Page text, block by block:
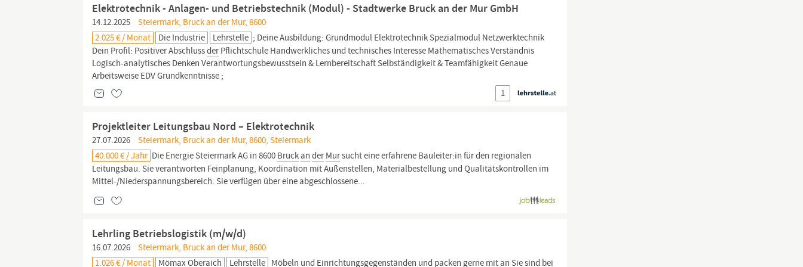
Elektrotechnik - Anlagen- und Betriebstechnik (Modul) - Stadtwerke Bruck an der Mur GmbH
14.12.2025
Steiermark, Bruck an der Mur, 8600
2.025 € / Monat
Die Industrie Lehrstelle ; Deine Ausbildung: Grundmodul Elektrotechnik Spezialmodul Netzwerktechnik
Dein Profil: Positiver AbschlussderPflichtschule Handwerkliches und technisches Interesse Mathematisches Verständnis
Logisch-analytisches Denken Verantwortungsbewusstsein & Lernbereitschaft Selbständigkeit & Teamfähigkeit Genaue
Arbeitsweise EDV Grundkenntnisse ;
1
Projektleiter Leitungsbau Nord – Elektrotechnik
27.07.2026
Steiermark, Bruck an der Mur, 8600, Steiermark
40.000 € / Jahr Die Energie Steiermark AG in 8600 Bruckan derMursucht eine erfahrene Bauleiter:in für den regionalen
Leitungsbau. Sie verantworten Feinplanung, Koordination mit Außenstellen, Materialbestellung und Qualitätskontrollen im
Mittel-/Niederspannungsbereich. Sie verfügen über eine abgeschlossene...
Lehrling Betriebslogistik (m/w/d)
16.07.2026
Steiermark, Bruck an der Mur, 8600
1.026 € / Monat
Mömax Oberaich Lehrstelle Möbeln und Einrichtungsgegenständen und packen gerne mitan Sie sind bei